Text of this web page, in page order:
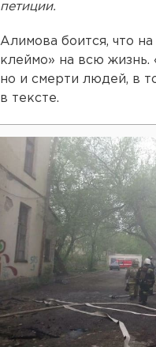
петиции.
Алимова боится, что
клеймо» на всю жизнь.
но и смерти людей, в
в тексте.